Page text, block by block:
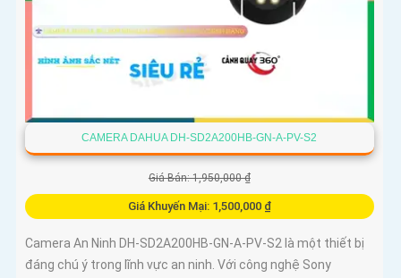
CAMERA DAHUA DH-SD2A200HB-GN-A-PV-S2
Giá Bán: 1,950,000 ₫
Giá Khuyến Mại: 1,500,000 ₫
Camera An Ninh DH-SD2A200HB-GN-A-PV-S2 là một thiết bị
đáng chú ý trong lĩnh vực an ninh. Với công nghệ Sony